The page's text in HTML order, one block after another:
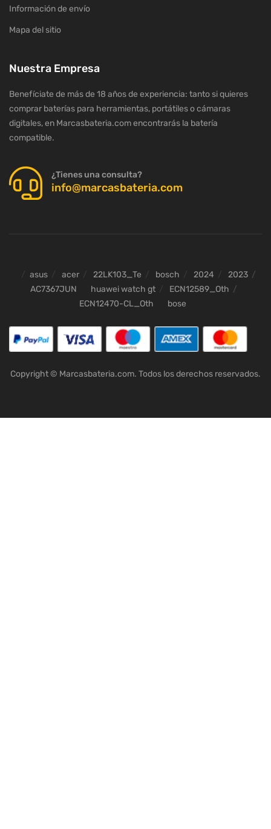
Información de envío
Mapa del sitio
Nuestra Empresa
Benefíciate de más de 18 años de experiencia: tanto si quieres
comprar baterías para herramientas, portátiles o cámaras
digitales, en Marcasbateria.com encontrarás la batería
compatible.
¿Tienes una consulta?
info@marcasbateria.com
asus acer 22LK103_Te bosch 2024
2023
AC7367JUN
huawei watch gt
ECN12589_Oth
ECN12470-CL_Oth
bose
Copyright © Marcasbateria.com. Todos los derechos reservados.